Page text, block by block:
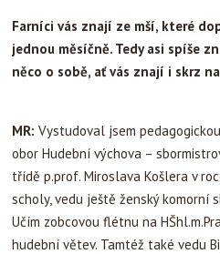
Farníci vás znají ze mší, které
jednou měsíčně. Tedy asi spíše
něco o sobě, ať vás znají i skrz
MR: Vystudoval jsem
obor Hudební výchova –
třídě p.prof. Miroslava Košlera v
scholy, vedu ještě ženský komorní
Učím zobcovou flétnu na
hudební větev. Tamtéž také vedu